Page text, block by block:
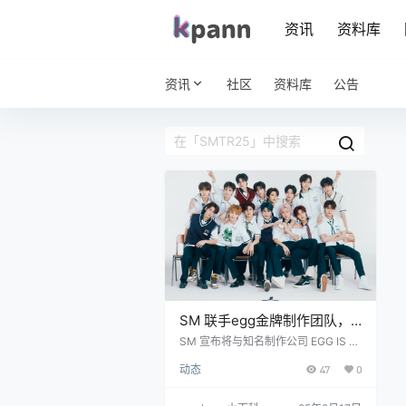
资讯 资料库
资讯 社区 资料库 公告
SM 联手egg金牌制作团队，
为练习生 SMTR25 打造首档
School》
SM 宣布将与知名制作公司 EGG IS C
司）联手，为其公开练习生团队 SMT
动态 47 0